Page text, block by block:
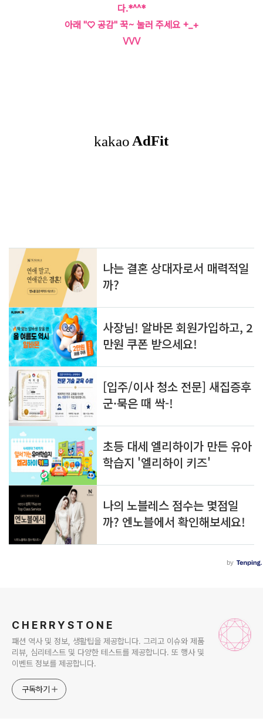
다.*^^*
아래 "♡ 공감" 꾹~ 눌러 주세요 +_+
VVV
C H E R R Y S T O N E
패션 역사 및 정보, 생활팁을 제공합니다. 그리고 이슈와 제품
리뷰, 심리테스트 및 다양한 테스트를 제공합니다. 또 행사 및
이벤트 정보를 제공합니다.
구독하기